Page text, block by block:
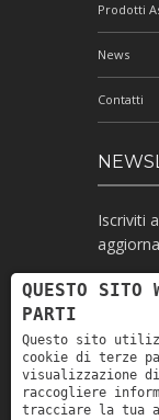
Prodotti
News
Contatti
Iscriviti
Ho
finalità
QUESTO SITO
PARTI
Questo sito
cookie di terze
visualizzazione
raccogliere
tracciare la tua